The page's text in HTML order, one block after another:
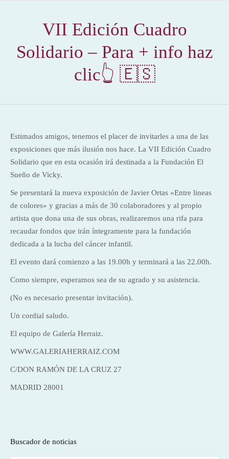
VII Edición Cuadro
Solidario – Para + info haz
clic👆 🇪🇸
Estimados amigos, tenemos el placer de invitarles a una de las
exposiciones que más ilusión nos hace. La VII Edición Cuadro
Solidario que en esta ocasión irá destinada a la Fundación El
Sueño de Vicky.
Se presentará la nueva exposición de Javier Ortas «Entre lineas
de colores» y gracias a más de 30 colaboradores y al propio
artista que dona una de sus obras, realizaremos una rifa para
recaudar fondos que irán íntegramente para la fundación
dedicada a la lucha del cáncer infantil.
El evento dará comienzo a las 19.00h y terminará a las 22.00h.
Como siempre, esperamos sea de su agrado y su asistencia.
(No es necesario presentar invitación).
Un cordial saludo.
El equipo de Galería Herraiz.
WWW.GALERIAHERRAIZ.COM
C/DON RAMÓN DE LA CRUZ 27
MADRID 28001
Buscador de noticias